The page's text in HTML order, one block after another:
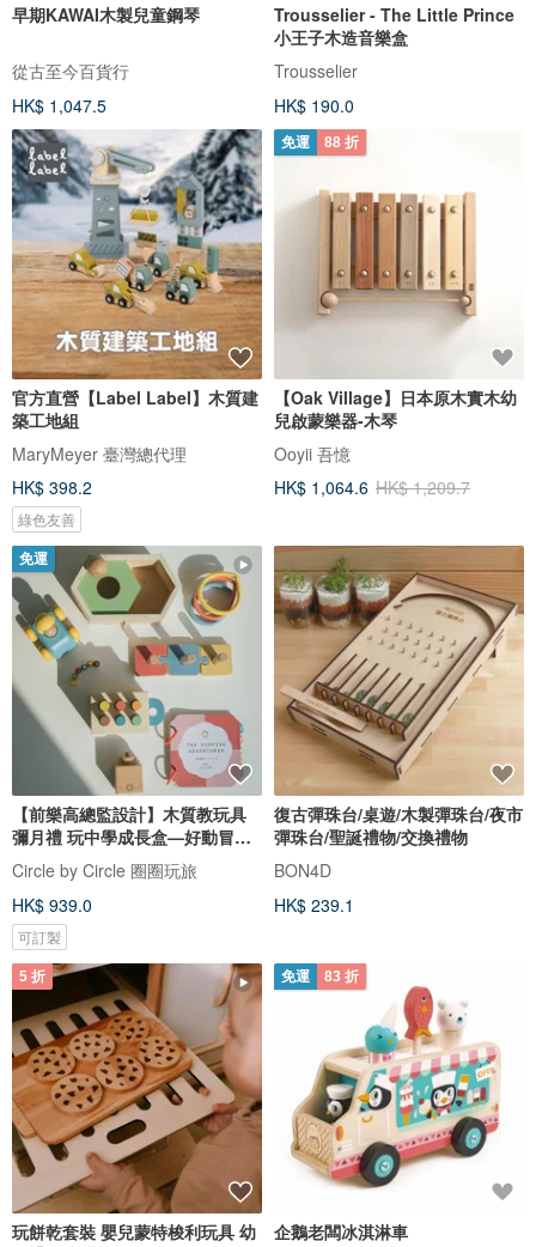
早期KAWAI木製兒童鋼琴
從古至今百貨行
HK$ 1,047.5
Trousselier - The Little Prince
小王子木造音樂盒
Trousselier
HK$ 190.0
官方直營【Label Label】木質建
築工地組
MaryMeyer 臺灣總代理
HK$ 398.2
綠色友善
免運 88 折
【Oak Village】日本原木實木幼
兒啟蒙樂器-木琴
Ooyii 吾憶
HK$ 1,064.6 HK$ 1,209.7
免運
【前樂高總監設計】木質教玩具
彌月禮 玩中學成長盒—好動冒險
家
Circle by Circle 圈圈玩旅
HK$ 939.0
可訂製
復古彈珠台/桌遊/木製彈珠台/夜市
彈珠台/聖誕禮物/交換禮物
BON4D
HK$ 239.1
5 折
玩餅乾套裝 嬰兒蒙特梭利玩具 幼
免運 83 折
企鵝老闆冰淇淋車